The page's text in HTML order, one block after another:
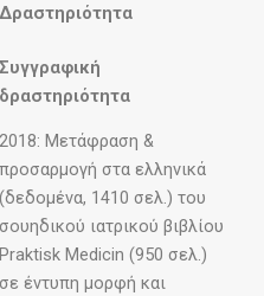
Δραστηριότητα
Συγγραφική
δραστηριότητα
2018: Μετάφραση &
προσαρμογή στα ελληνικά
(δεδομένα, 1410 σελ.) του
σουηδικού ιατρικού βιβλίου
Praktisk Medicin (950 σελ.)
σε έντυπη μορφή και